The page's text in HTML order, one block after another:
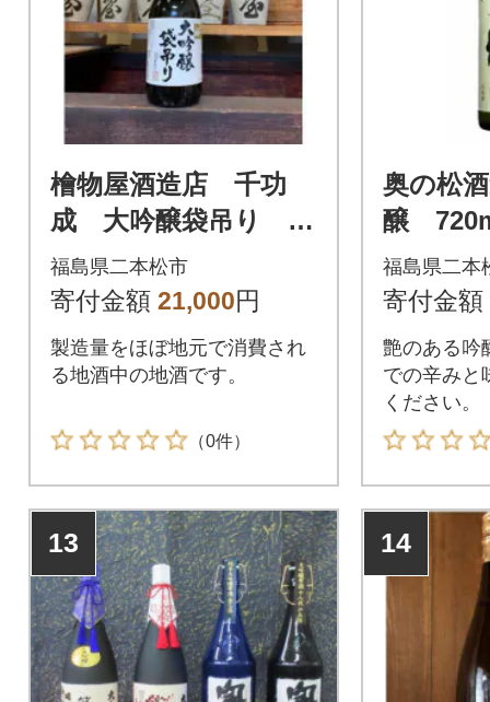
檜物屋酒造店 千功
成 大吟醸袋吊り 72
0ml×1本
福島県二本松市
寄付金額 21,000円
製造量をほぼ地元で消費され
る地酒中の地酒です。
（0件）
奥の松
醸
福島県二本
寄付金額
艶のある吟
での辛みと
ください。
13 14